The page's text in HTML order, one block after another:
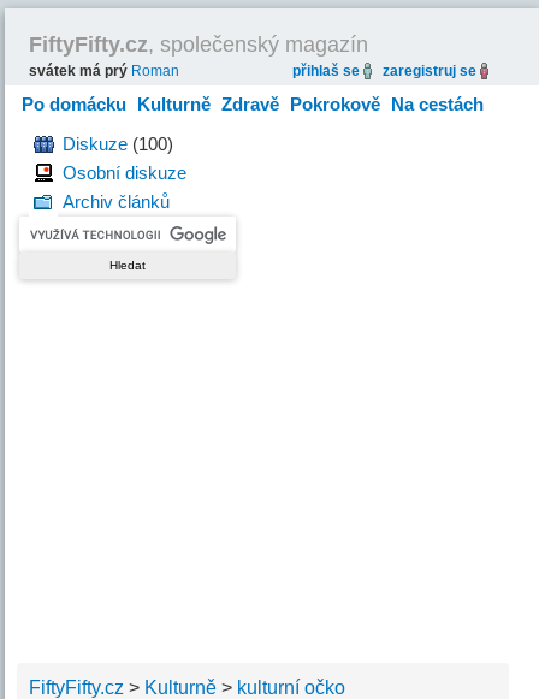
FiftyFifty.cz, společenský magazín
svátek má prý Roman přihlaš se zaregistruj se
Po domácku Kulturně Zdravě Pokrokově Na cestách
HravěDiskuze (100)
Osobní diskuze
Archiv článků
FiftyFifty.cz > Kulturně > kulturní očko